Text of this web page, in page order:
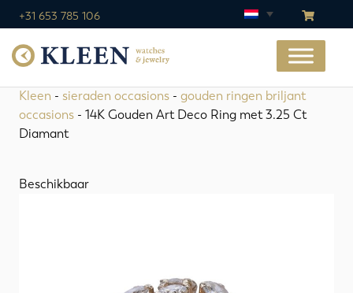
+31 653 785 106
Kleen - sieraden occasions - gouden ringen briljant
occasions - 14K Gouden Art Deco Ring met 3.25 Ct
Diamant
Beschikbaar